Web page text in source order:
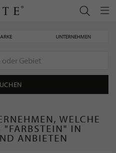
UNTERNEHMEN
WELCHE
"FARBSTEIN" IN
ANBIETEN